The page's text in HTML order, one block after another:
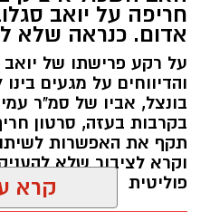
לילה לוהט ברמת גן:
חריפה על יואב
אדום. כנראה שלא
על רקע פרישתו של יואב
והדיווחים על מגעים
בונצל, אביו של סמ"ר
בקרבות בעזה, סרטון
תקף את האפשרות
וקרא לציבור שלא
פוליטית
קרא